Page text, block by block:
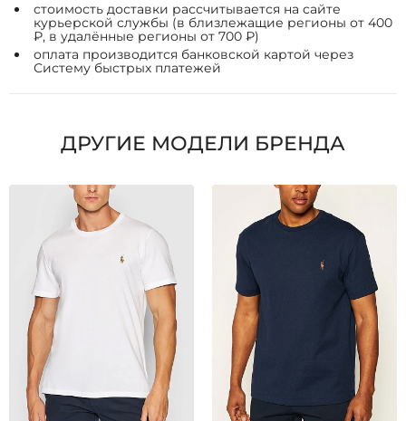
стоимость доставки рассчитывается на сайте
курьерской службы (в близлежащие регионы от 400
₽, в удалённые регионы от 700 ₽)
оплата производится банковской картой через
Систему быстрых платежей
ДРУГИЕ МОДЕЛИ БРЕНДА